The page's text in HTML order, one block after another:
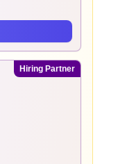
Hiring Partner